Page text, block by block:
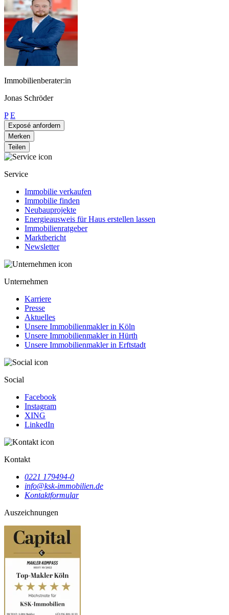
Immobilienberater:in
Jonas Schröder
P E
Exposé anfordern
Merken
Teilen
Service
Immobilie verkaufen
Immobilie finden
Neubauprojekte
Energieausweis für Haus erstellen lassen
Immobilienratgeber
Marktbericht
Newsletter
Unternehmen
Karriere
Presse
Aktuelles
Unsere Immobilienmakler in Köln
Unsere Immobilienmakler in Hürth
Unsere Immobilienmakler in Erftstadt
Social
Facebook
Instagram
XING
LinkedIn
Kontakt
0221 179494-0
info@ksk-immobilien.de
Kontaktformular
Auszeichnungen